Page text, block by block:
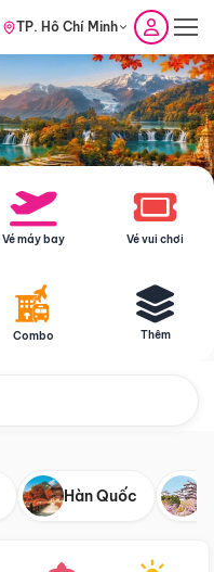
TP. Hồ Chí Minh
Vé máy bay Vé vui chơi
Combo Thêm
Hàn Quốc